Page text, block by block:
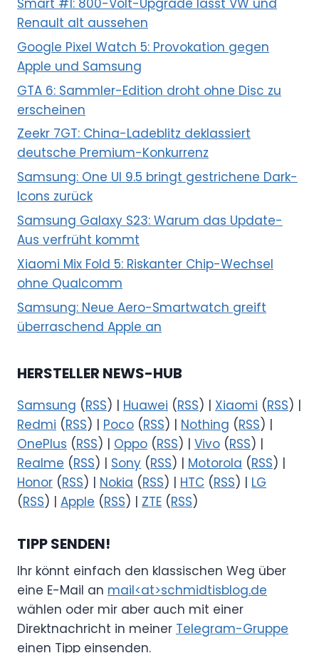
Smart #1: 800-Volt-Upgrade lässt VW und
Renault alt aussehen
Google Pixel Watch 5: Provokation gegen
Apple und Samsung
GTA 6: Sammler-Edition droht ohne Disc zu
erscheinen
Zeekr 7GT: China-Ladeblitz deklassiert
deutsche Premium-Konkurrenz
Samsung: One UI 9.5 bringt gestrichene Dark-
Icons zurück
Samsung Galaxy S23: Warum das Update-
Aus verfrüht kommt
Xiaomi Mix Fold 5: Riskanter Chip-Wechsel
ohne Qualcomm
Samsung: Neue Aero-Smartwatch greift
überraschend Apple an
HERSTELLER NEWS-HUB
Samsung (RSS) | Huawei (RSS) | Xiaomi (RSS) |
Redmi (RSS) | Poco (RSS) | Nothing (RSS) |
OnePlus (RSS) | Oppo (RSS) | Vivo (RSS) |
Realme (RSS) | Sony (RSS) | Motorola (RSS) |
Honor (RSS) | Nokia (RSS) | HTC (RSS) | LG
(RSS) | Apple (RSS) | ZTE (RSS)
TIPP SENDEN!
Ihr könnt einfach den klassischen Weg über
eine E-Mail an mail<at>schmidtisblog.de
wählen oder mir aber auch mit einer
Direktnachricht in meiner Telegram-Gruppe
einen Tipp einsenden.